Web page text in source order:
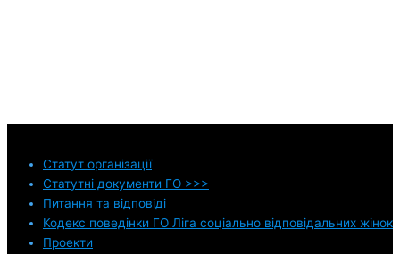
Статут організації
Статутні документи ГО >>>
Питання та відповіді
Кодекс поведінки ГО Ліга соціально відповідальних жінок
Проекти